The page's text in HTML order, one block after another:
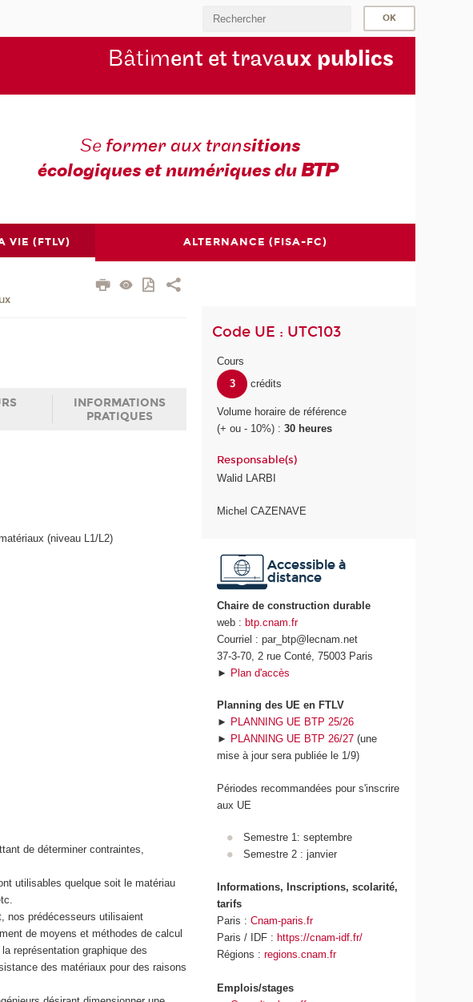
Bâtiment et travaux publics
Se former aux transitions
écologiques et numériques duBTP
VIE (FTLV) ALTERNANCE (FISA-FC)
INFORMATIONS
PRATIQUES
(niveau L1/L2)
de déterminer contraintes,
utilisables quelque soit le matériau
nos prédécesseurs utilisaient
de moyens et méthodes de calcul
représentation graphique des
des matériaux pour des raisons
Code UE : UTC103
Cours
3
crédits
Volume horaire de référence
(+ ou - 10%) :30 heures
Responsable(s)
Walid LARBI
Michel CAZENAVE
Accessible à
distance
Chaire de construction durable
web :btp.cnam.fr
Courriel : par_btp@lecnam.net
37-3-70, 2 rue Conté, 75003 Paris
► Plan d'accès
Planning des UE en FTLV
► PLANNING UE BTP 25/26
► PLANNING UE BTP 26/27 (une
mise à jour sera publiée le 1/9)
Périodes recommandées pour s'inscrire
aux UE
Semestre 1: septembre
Semestre 2 : janvier
Informations, Inscriptions, scolarité,
tarifs
Paris :Cnam-paris.fr
Paris / IDF :https://cnam-idf.fr/
Régions :regions.cnam.fr
Emplois/stages